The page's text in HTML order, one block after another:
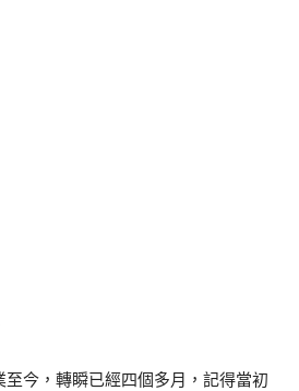
今，轉瞬已經四個多月，記得當初